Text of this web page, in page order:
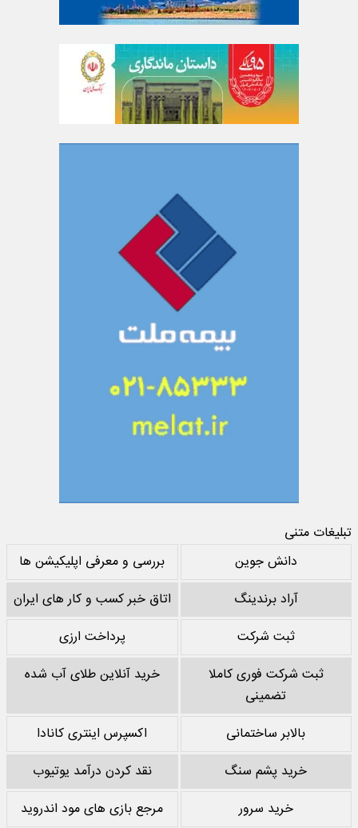
تبلیغات متنی
دانش جوین
بررسی و معرفی اپلیکیشن ها
آراد برندینگ
اتاق خبر کسب و کار های ایران
ثبت شرکت
پرداخت ارزی
ثبت شرکت فوری کاملا
تضمینی
خرید آنلاین طلای آب شده
بالابر ساختمانی
اکسپرس اینتری کانادا
خرید پشم سنگ
نقد کردن درآمد یوتیوب
خرید سرور
مرجع بازی های مود اندروید